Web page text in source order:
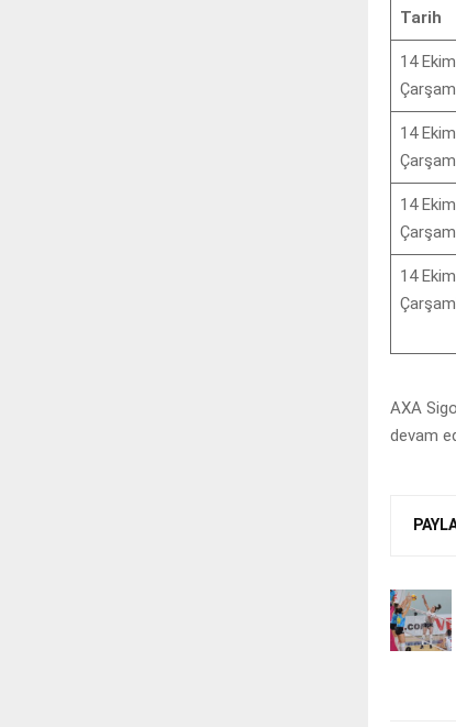
Tarih
14 Ekim
14 Ekim
14 Ekim
14 Ekim
AXA
devam